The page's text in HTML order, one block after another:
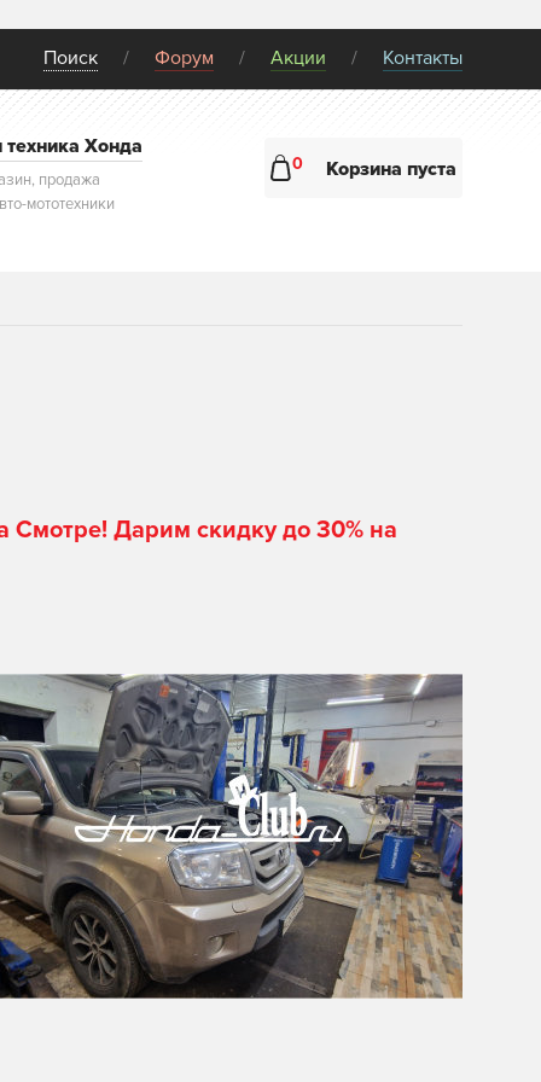
Поиск Форум Акции Контакты
техника Хонда
продажа
мототехники
0 Корзина пуста
Смотре! Дарим скидку до 30% на